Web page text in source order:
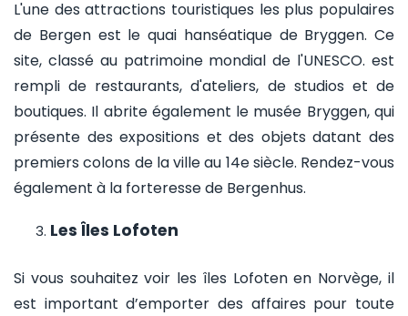
L'une des attractions touristiques les plus populaires
de Bergen est le quai hanséatique de Bryggen. Ce
site, classé au patrimoine mondial de l'UNESCO. est
rempli de restaurants, d'ateliers, de studios et de
boutiques. Il abrite également le musée Bryggen, qui
présente des expositions et des objets datant des
premiers colons de la ville au 14e siècle. Rendez-vous
également à la forteresse de Bergenhus.
Les Îles Lofoten
Si vous souhaitez voir les îles Lofoten en Norvège, il
est important d’emporter des affaires pour toute